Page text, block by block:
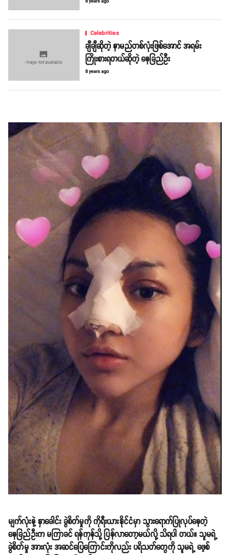
8 years ago
Celebrities
ချီချီဆိုတဲ့ နာမည်တစ်လုံးဖြစ်အောင် အရမ်း
ကြိုးစားရတယ်ဆိုတဲ့ နေခြည်ဦး
8 years ago
မျက်လုံးနဲ့ နှာခေါင်း ခွဲစိတ်မှုကို ကိုရီးယားနိုင်ငံမှာ သွားရောက်ပြုလုပ်နေတဲ့
နေခြည်ဦးက မကြာခင် ရန်ကုန်သို့ ပြန်လာတော့မယ်လို့ သိရပါ တယ်။ သူမရဲ့
ခွဲစိတ်မှု အားလုံး အဆင်ပြေကြောင်းကိုလည်း ပရိသတ်တွေကို သူမရဲ့ ဖေ့စ်